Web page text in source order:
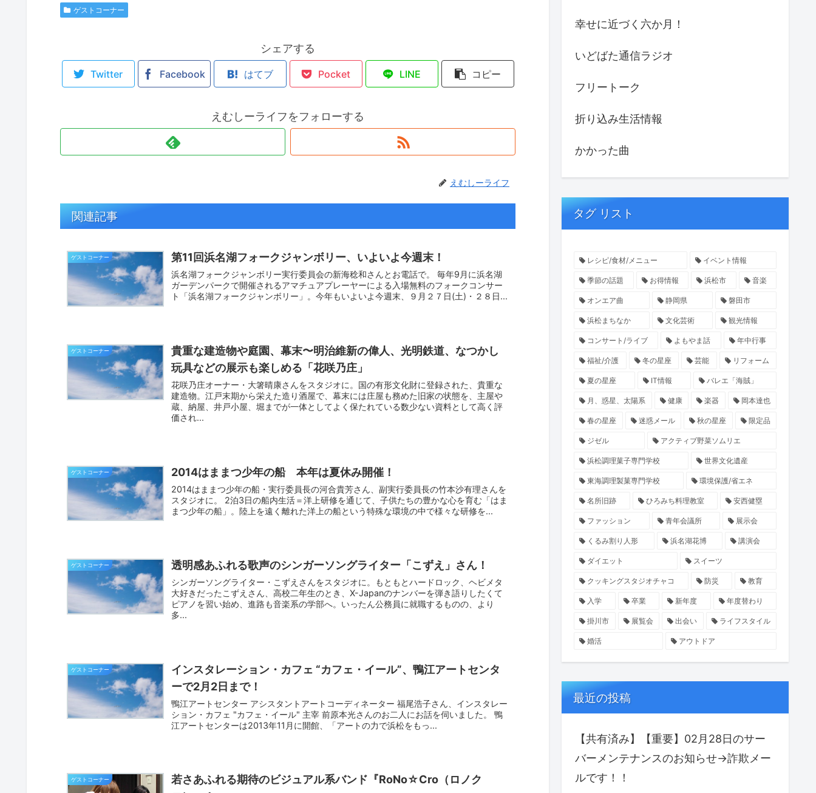
ゲストコーナー
シェアする
Twitter Facebook はてブ Pocket LINE コピー
えむしーライフをフォローする
えむしーライフ
関連記事
ゲストコーナー 第11回浜名湖フォークジャンボリー、いよいよ今週末！
浜名湖フォークジャンボリー実行委員会の新海稔和さんとお電話で。 毎年9月に浜名湖
ガーデンパークで開催されるアマチュアプレーヤーによる入場無料のフォークコンサー
ト「浜名湖フォークジャンボリー」。今年もいよいよ今週末、９月２７日(土)・２８日...
ゲストコーナー
貴重な建造物や庭園、幕末〜明治維新の偉人、光明鉄道、なつかし
玩具などの展示も楽しめる「花咲乃庄」
花咲乃庄オーナー・大箸晴康さんをスタジオに。国の有形文化財に登録された、貴重な
建造物。江戸末期から栄えた造り酒屋で、幕末には庄屋も務めた旧家の状態を、主屋や
蔵、納屋、井戸小屋、堀までが一体としてよく保たれている数少ない資料として高く評
価され...
ゲストコーナー 2014はままつ少年の船 本年は夏休み開催！
2014はままつ少年の船・実行委員長の河合貴芳さん、副実行委員長の竹本沙有理さんを
スタジオに。 2泊3日の船内生活＝洋上研修を通じて、子供たちの豊かな心を育む「はま
まつ少年の船」。陸上を遠く離れた洋上の船という特殊な環境の中で様々な研修を...
ゲストコーナー 透明感あふれる歌声のシンガーソングライター「こずえ」さん！
シンガーソングライター・こずえさんをスタジオに。もともとハードロック、ヘビメタ
大好きだったこずえさん、高校二年生のとき、X-Japanのナンバーを弾き語りしたくて
ピアノを習い始め、進路も音楽系の学部へ。いったん公務員に就職するものの、より
多...
ゲストコーナー
インスタレーション・カフェ “カフェ・イール”、鴨江アートセンタ
ーで2月2日まで！
鴨江アートセンター アシスタントアートコーディネーター 福尾浩子さん、インスタレー
ション・カフェ "カフェ・イール" 主宰 前原本光さんのお二人にお話を伺いました。 鴨
江アートセンターは2013年11月に開館、「アートの力で浜松をもっ...
ゲストコーナー
若さあふれる期待のビジュアル系バンド『RoNo☆Cro（ロノク
幸せに近づく六か月！
いどばた通信ラジオ
フリートーク
折り込み生活情報
かかった曲
タグ リスト
レシピ/食材/メニュー イベント情報
季節の話題 お得情報 浜松市 音楽
オンエア曲 静岡県 磐田市
浜松まちなか 文化芸術 観光情報
コンサート/ライブ よもやま話 年中行事
福祉/介護 冬の星座 芸能 リフォーム
夏の星座 IT情報 バレエ「海賊」
月、惑星、太陽系 健康 楽器 岡本達也
春の星座 迷惑メール 秋の星座 限定品
ジゼル アクティブ野菜ソムリエ
浜松調理菓子専門学校 世界文化遺産
東海調理製菓専門学校 環境保護/省エネ
名所旧跡 ひろみち料理教室 安西健塁
ファッション 青年会議所 展示会
くるみ割り人形 浜名湖花博 講演会
ダイエット スイーツ
クッキングスタジオチャコ 防災 教育
入学 卒業 新年度 年度替わり
掛川市 展覧会 出会い ライフスタイル
婚活 アウトドア
最近の投稿
【共有済み】【重要】02月28日のサー
バーメンテナンスのお知らせ→詐欺メー
ルです！！